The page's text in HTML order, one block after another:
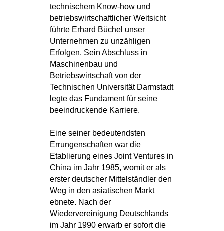
technischem Know-how und
betriebswirtschaftlicher Weitsicht
führte Erhard Büchel unser
Unternehmen zu unzähligen
Erfolgen. Sein Abschluss in
Maschinenbau und
Betriebswirtschaft von der
Technischen Universität Darmstadt
legte das Fundament für seine
beeindruckende Karriere.
Eine seiner bedeutendsten
Errungenschaften war die
Etablierung eines Joint Ventures in
China im Jahr 1985, womit er als
erster deutscher Mittelständler den
Weg in den asiatischen Markt
ebnete. Nach der
Wiedervereinigung Deutschlands
im Jahr 1990 erwarb er sofort die